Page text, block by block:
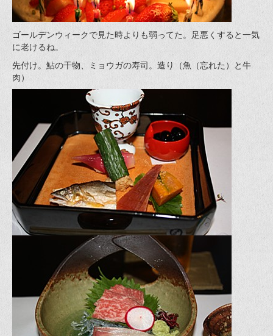
ゴールデンウィークで見た時よりも弱ってた。足悪くすると一気
に老けるね。
先付け。鮎の干物、ミョウガの寿司。造り（魚（忘れた）と牛
肉）